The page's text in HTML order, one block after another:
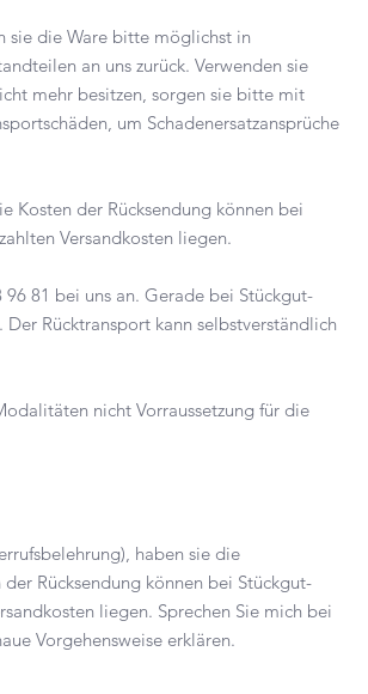
sie die Ware bitte möglichst in
an uns zurück. Verwenden sie
mehr besitzen, sorgen sie bitte mit
um Schadenersatzansprüche
Kosten der Rücksendung können bei
Versandkosten liegen.
81 bei uns an. Gerade bei Stückgut-
Rücktransport kann selbstverständlich
nicht Vorraussetzung für die
haben sie die
Rücksendung können bei Stückgut-
liegen. Sprechen Sie mich bei
Vorgehensweise erklären.